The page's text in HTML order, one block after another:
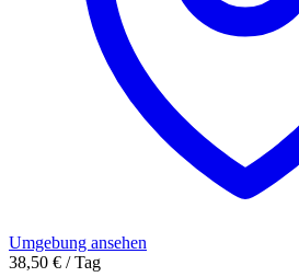
Umgebung ansehen
38,50 € / Tag